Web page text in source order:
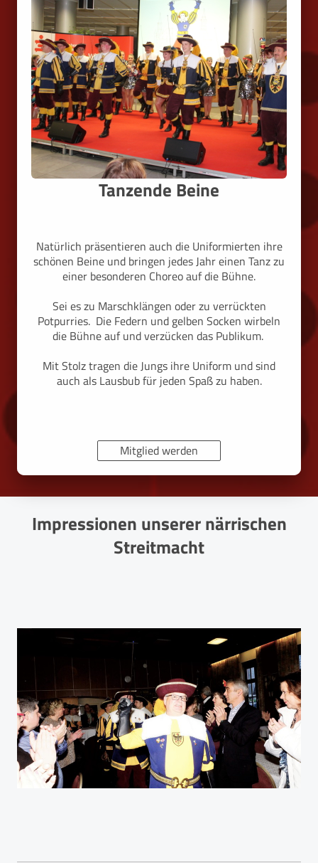
Tanzende Beine
Natürlich präsentieren auch die Uniformierten ihre
schönen Beine und bringen jedes Jahr einen Tanz zu
einer besonderen Choreo auf die Bühne.
Sei es zu Marschklängen oder zu verrückten
Potpurries. Die Federn und gelben Socken wirbeln
die Bühne auf und verzücken das Publikum.
Mit Stolz tragen die Jungs ihre Uniform und sind
auch als Lausbub für jeden Spaß zu haben.
Mitglied werden
Impressionen unserer närrischen
Streitmacht